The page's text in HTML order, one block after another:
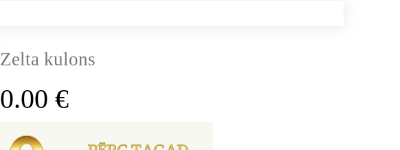
Zelta kulons
0.00€